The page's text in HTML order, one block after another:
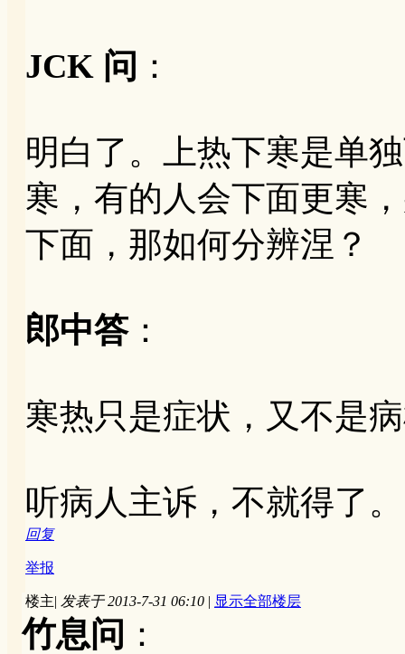
JCK 问 ：
明白了。上热下寒是单
寒，有的人会下面更寒
下面，那如何分辨涅？
郎中答：
寒热只是症状，又不是
听病人主诉，不就得了。
回复
举报
楼主| 发表于 2013-7-31 06:10 | 显示全部楼层
竹息问 ：